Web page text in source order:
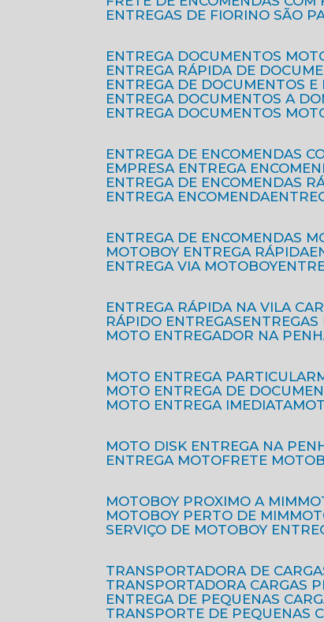
ENTREGAS DE FIORINO SÃO
ENTREGA DOCUMENTOS
ENTREGA RÁPIDA DE
ENTREGA DE DOCUMENTOS
ENTREGA DOCUMENTOS A
ENTREGA DOCUMENTOS
ENTREGA DE ENCOMENDAS
EMPRESA ENTREGA
ENTREGA DE ENCOMENDAS
ENTREGA ENCOMENDA
ENTREGA DE ENCOMENDAS
MOTOBOY ENTREGA RÁPIDA
ENTREGA VIA MOTOBOY
ENTREGA RÁPIDA NA VILA
RÁPIDO ENTREGAS
MOTO ENTREGADOR NA
MOTO ENTREGA PARTICULAR
MOTO ENTREGA DE
MOTO ENTREGA IMEDIATA
MOTO DISK ENTREGA NA
ENTREGA MOTO
FRETE
MOTOBOY PROXIMO A MIM
MOTOBOY PERTO DE MIM
SERVIÇO DE MOTOBOY
TRANSPORTADORA DE
TRANSPORTADORA CARGAS
ENTREGA DE PEQUENAS
TRANSPORTE DE PEQUENAS